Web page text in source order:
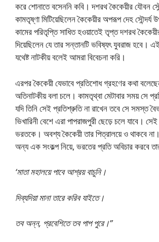
করে শোনাতে বসেননি কবি। দশরথ কৈকেয়ীর যৌবন
কামতৃষ্ণা মিটিয়েছিলেন কৈকেয়ীর অপরূপ দেহ
কামের পরিতৃপ্তি সাধিত হওয়াতেই তৃপ্ত দশরথ
দিয়েছিলেন যে তার সন্তানটি ভবিষ্যৎ যুবরাজ হবে।
যথেষ্ট নাটকীয় বলেই আমরা বিবেচনা করি।
এরপর কৈকেয়ী যেভাবে প্রতিশোধ গ্রহণের কথা
অতিনাটকীয় বলা চলে। কামতৃথ্বা মেটাবার সময় সে
যদি তিনি সেই প্রতিশ্রুতি না রাখেন তবে সে সমস্ত
ভিখারিনী বেশে এরা পাপরাজপুরী ছেড়ে চলে যাবে। সেই
ভরতকে। অবশ্য কৈকেয়ী তার পিত্রালয়ে ও থাকবে
অন্য এক সংকল্প নিয়ে, ভরতের প্রতি অবিচার করবে
‘মাতা মহালয়ে পাবে আশ্রয় বাচুনি।
দিব্যদিয়া মানা তারে করিব যাইতে।
তব অন্ন, প্রবেশিতে তব পাপ পুরে।”